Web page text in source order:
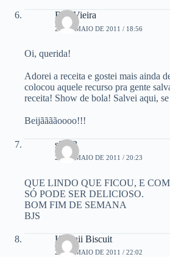
Rita Vieira
28 DE MAIO DE 2011 / 18:56
Oi, querida!
Adorei a receita e gostei mais ainda
colocou aquele recurso pra gente
receita! Show de bola! Salvei aqui,
Beijããããoooo!!!
são33
28 DE MAIO DE 2011 / 20:23
QUE LINDO QUE FICOU, E COM
SÓ PODE SER DELICIOSO.
BOM FIM DE SEMANA
BJS
Kawaii Biscuit
28 DE MAIO DE 2011 / 22:02